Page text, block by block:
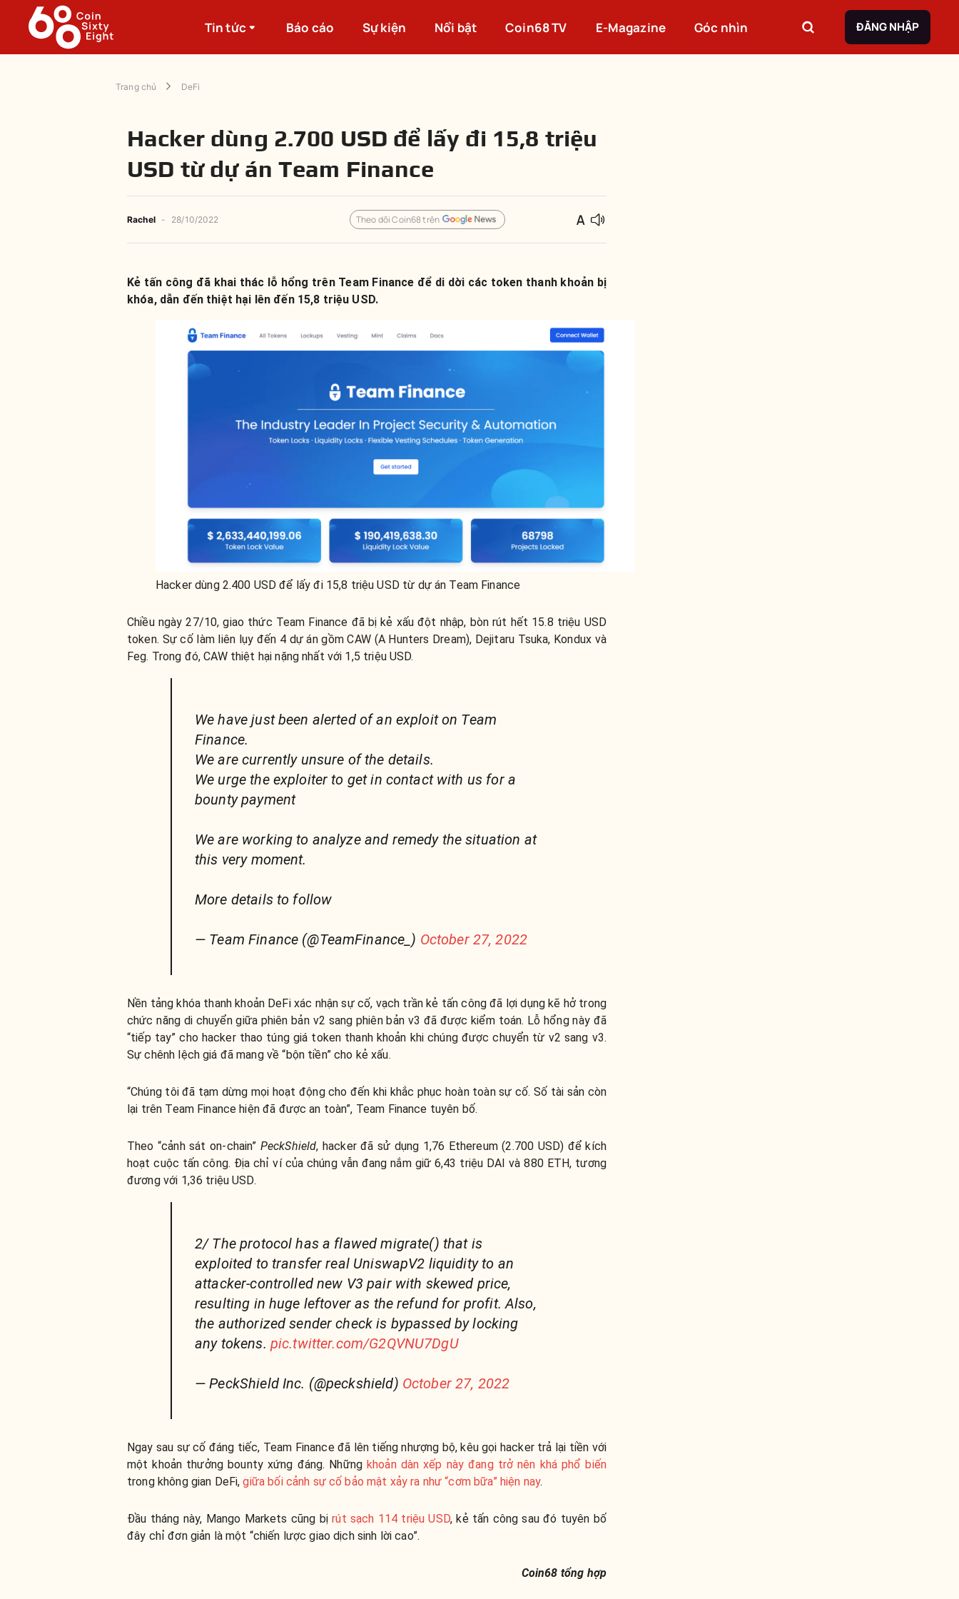
Tin tức Báo cáo Sự kiện Nổi bật Coin68 TV E-Magazine Góc nhìn ĐĂNG NHẬP
Trang chủ DeFi
Hacker dùng 2.700 USD để lấy đi 15,8 triệu
USD từ dự án Team Finance
Rachel - 28/10/2022 Theo dõi Coin68 trên
Kẻ tấn công đã khai thác lỗ hổng trên Team Finance để di dời các token thanh khoản bị
khóa, dẫn đến thiệt hại lên đến 15,8 triệu USD.
Hacker dùng 2.400 USD để lấy đi 15,8 triệu USD từ dự án Team Finance
Chiều ngày 27/10, giao thức Team Finance đã bị kẻ xấu đột nhập, bòn rút hết 15.8 triệu USD
token. Sự cố làm liên lụy đến 4 dự án gồm CAW (A Hunters Dream), Dejitaru Tsuka, Kondux và
Feg. Trong đó, CAW thiệt hại nặng nhất với 1,5 triệu USD.
We have just been alerted of an exploit on Team
Finance.
We are currently unsure of the details.
We urge the exploiter to get in contact with us for a
bounty payment
We are working to analyze and remedy the situation at
this very moment.
More details to follow
— Team Finance (@TeamFinance_) October 27, 2022
Nền tảng khóa thanh khoản DeFixác nhận sự cố, vạch trần kẻ tấn công đã lợi dụng kẽ hở trong
chức năng di chuyển giữa phiên bản v2 sang phiên bản v3 đã được kiểm toán. Lỗ hổng này đã
“tiếp tay” cho hacker thao túng giá token thanh khoản khi chúng được chuyển từ v2 sang v3.
Sự chênh lệch giá đã mang về “bộn tiền” cho kẻ xấu.
“Chúng tôi đã tạm dừng mọi hoạt động cho đến khi khắc phục hoàn toàn sự cố. Số tài sản còn
lại trên Team Finance hiện đã được an toàn”, Team Finance tuyên bố.
Theo “cảnh sát on-chain” PeckShield, hacker đã sử dụng 1,76 Ethereum (2.700 USD) để kích
hoạt cuộc tấn công. Địa chỉ ví của chúng vẫn đang nắm giữ 6,43 triệu DAI và 880 ETH, tương
đương với 1,36 triệu USD.
2/ The protocol has a flawed migrate() that is
exploited to transfer real UniswapV2 liquidity to an
attacker-controlled new V3 pair with skewed price,
resulting in huge leftover as the refund for profit. Also,
the authorized sender check is bypassed by locking
any tokens. pic.twitter.com/G2QVNU7DgU
— PeckShield Inc. (@peckshield) October 27, 2022
Ngay sau sự cố đáng tiếc, Team Finance đã lên tiếng nhượng bộ, kêu gọi hacker trả lại tiền với
một khoản thưởng bounty xứng đáng. Nhữngkhoản dàn xếp này đang trở nên khá phổ biến
trong không gian DeFi,giữa bối cảnh sự cố bảo mật xảy ra như “cơm bữa” hiện nay.
Đầu tháng này, Mango Markets cũng bịrút sạch 114 triệu USD, kẻ tấn công sau đó tuyên bố
đây chỉ đơn giản là một “chiến lược giao dịch sinh lời cao”.
Coin68 tổng hợp